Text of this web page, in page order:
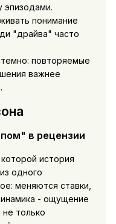
эпизодами.
понимание
"драйва" часто
повторяемые
важнее
в рецензии
история
одного
меняются ставки,
- ощущение
только